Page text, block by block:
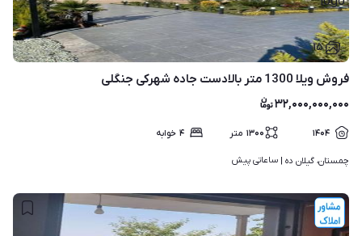
۱۵
فروش ویلا 1300 متر بالادست جاده شهرکی جنگلی
۳۲,۰۰۰,۰۰۰,۰۰۰
۱۴۰۴ ۱۳۰۰ متر ۴ خوابه
چمستان، گیلان ده | ساعاتی پیش